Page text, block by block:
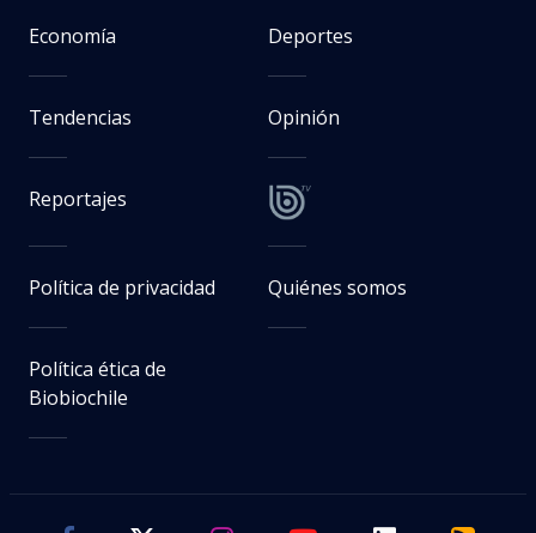
Economía Deportes
Tendencias Opinión
Reportajes
Política de privacidad Quiénes somos
Política ética de
Biobiochile